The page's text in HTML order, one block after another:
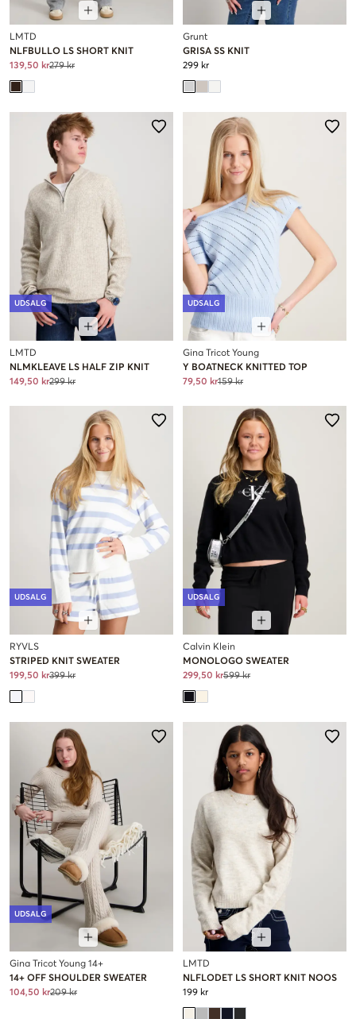
LMTD
NLFBULLO LS SHORT KNIT
139,50 kr279 kr
Grunt
GRISA SS KNIT
299 kr
UDSALG
LMTD
NLMKLEAVE LS HALF ZIP KNIT
149,50 kr299 kr
UDSALG
Gina Tricot Young
Y BOATNECK KNITTED TOP
79,50 kr159 kr
UDSALG
RYVLS
STRIPED KNIT SWEATER
199,50 kr399 kr
UDSALG
Calvin Klein
MONOLOGO SWEATER
299,50 kr599 kr
UDSALG
Gina Tricot Young 14+
14+ OFF SHOULDER SWEATER
104,50 kr209 kr
LMTD
NLFLODET LS SHORT KNIT NOOS
199 kr